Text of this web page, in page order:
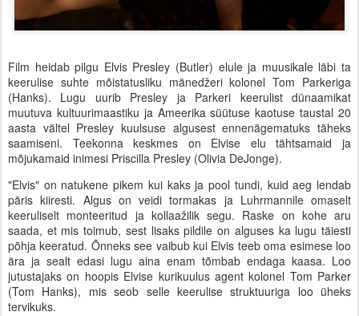
Film heidab pilgu Elvis Presley (Butler) elule ja muusikale läbi ta
keerulise suhte mõistatusliku mänedžeri kolonel Tom Parkeriga
(Hanks). Lugu uurib Presley ja Parkeri keerulist dünaamikat
muutuva kultuurimaastiku ja Ameerika süütuse kaotuse taustal 20
aasta vältel Presley kuulsuse algusest ennenägematuks täheks
saamiseni. Teekonna keskmes on Elvise elu tähtsamaid ja
mõjukamaid inimesi Priscilla Presley (Olivia DeJonge).
"Elvis" on natukene pikem kui kaks ja pool tundi, kuid aeg lendab
päris kiiresti. Algus on veidi tormakas ja Luhrmannile omaselt
keeruliselt monteeritud ja kollaažilik segu. Raske on kohe aru
saada, et mis toimub, sest lisaks pildile on alguses ka lugu täiesti
põhja keeratud. Õnneks see vaibub kui Elvis teeb oma esimese loo
ära ja sealt edasi lugu aina enam tõmbab endaga kaasa. Loo
jutustajaks on hoopis Elvise kurikuulus agent kolonel Tom Parker
(Tom Hanks), mis seob selle keerulise struktuuriga loo üheks
tervikuks.